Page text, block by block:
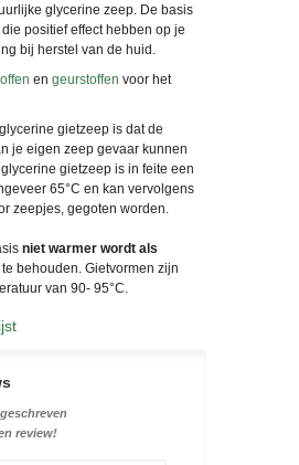
glycerine zeep. De basis
positief effect hebben op je
bij herstel van de huid.
en geurstoffen voor het
gietzeep is dat de
je eigen zeep gevaar kunnen
gietzeep is in feite een
65°C en kan vervolgens
zeepjes, gegoten worden.
niet warmer wordt als
behouden. Gietvormen zijn
van 90- 95°C.
review!